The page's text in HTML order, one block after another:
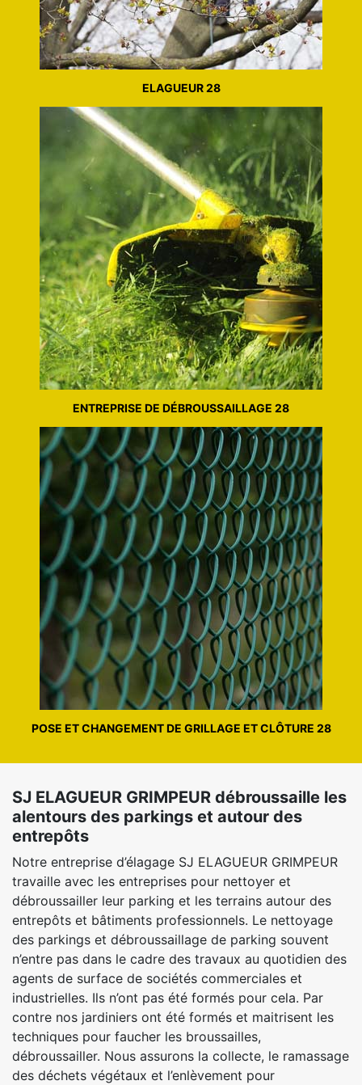
ELAGUEUR 28
ENTREPRISE DE DÉBROUSSAILLAGE 28
POSE ET CHANGEMENT DE GRILLAGE ET CLÔTURE 28
SJ ELAGUEUR GRIMPEUR débroussaille les
alentours des parkings et autour des
entrepôts
Notre entreprise d’élagage SJ ELAGUEUR GRIMPEUR
travaille avec les entreprises pour nettoyer et
débroussailler leur parking et les terrains autour des
entrepôts et bâtiments professionnels. Le nettoyage
des parkings et débroussaillage de parking souvent
n’entre pas dans le cadre des travaux au quotidien des
agents de surface de sociétés commerciales et
industrielles. Ils n’ont pas été formés pour cela. Par
contre nos jardiniers ont été formés et maitrisent les
techniques pour faucher les broussailles,
débroussailler. Nous assurons la collecte, le ramassage
des déchets végétaux et l’enlèvement pour